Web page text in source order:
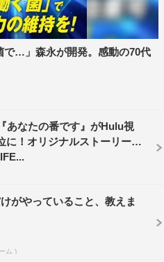
で…」森永が開発。感動の70代
あなたの番です』がHulu視
に！オリジナルストーリーも
がやっていること、教えま
ム )